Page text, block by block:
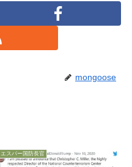
mongoose
エスパー国防長官